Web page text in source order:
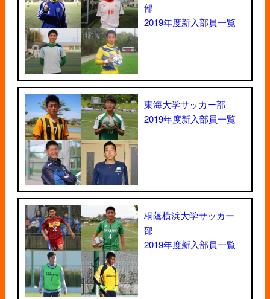
部
2019年度新入部員一覧
東海大学サッカー部
2019年度新入部員一覧
桐蔭横浜大学サッカー
部
2019年度新入部員一覧